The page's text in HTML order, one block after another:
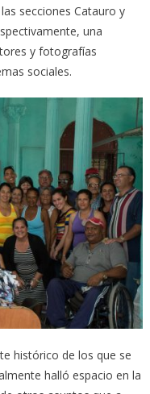
secciones Catauro y
una
y fotografías
sociales.
histórico de los que se
halló espacio en la